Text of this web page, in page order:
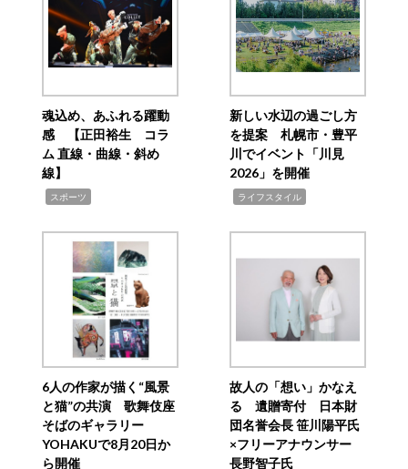
魂込め、あふれる躍動
感 【正田裕生 コラ
ム 直線・曲線・斜め
線】
スポーツ
新しい水辺の過ごし方
を提案 札幌市・豊平
川でイベント「川見
2026」を開催
ライフスタイル
6人の作家が描く“風景
と猫”の共演 歌舞伎座
そばのギャラリー
YOHAKUで8月20日か
ら開催
故人の「想い」かなえ
る 遺贈寄付 日本財
団名誉会長 笹川陽平氏
×フリーアナウンサー
長野智子氏